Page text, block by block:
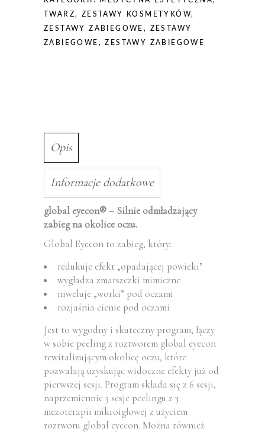
na
okolice
oczu
TWARZ, ZESTAWY KOSMETYKÓW,
ZESTAWY ZABIEGOWE , ZESTAWY
ZABIEGOWE ,ZESTAWY ZABIEGOWE
Opis
Informacje dodatkowe
global eyecon® – Silnie odmładzający
zabieg na okolice oczu.
Global Eyecon to zabieg, który:
redukuje efekt „opadającej powieki”
wygładza zmarszczki mimiczne
niweluje „worki” pod oczami
rozjaśnia cienie pod oczami
Jest to wygodny i skuteczny program, łączy
w sobie peeling z roztworem global eyecon
rewitalizującym okolicę oczu, które
pozwalają uzyskując widoczne efekty już od
pierwszej sesji. Program składa się z 6 sesji,
naprzemiennie 3 sesje peelingu z 3
mezoterapii mikroigłowej z użyciem
roztworu global eyecon. Można również